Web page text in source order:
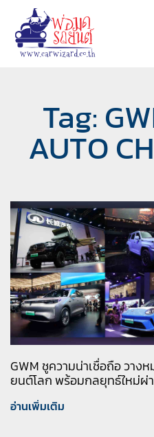
Tag:
AUTO
GWM ชูความน่าเชื่อถือ วา
ยนต์โลก พร้อมกลยุทธ์ใหม่ผ่
อ่านเพิ่มเติม